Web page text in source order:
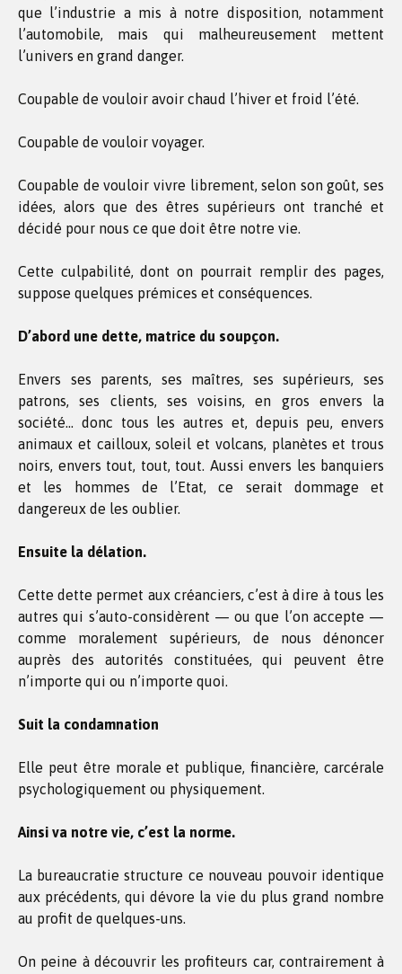
que l’industrie a mis à notre disposition, notamment
l’automobile, mais qui malheureusement mettent
l’univers en grand danger.
Coupable de vouloir avoir chaud l’hiver et froid l’été.
Coupable de vouloir voyager.
Coupable de vouloir vivre librement, selon son goût, ses
idées, alors que des êtres supérieurs ont tranché et
décidé pour nous ce que doit être notre vie.
Cette culpabilité, dont on pourrait remplir des pages,
suppose quelques prémices et conséquences.
D’abord une dette, matrice du soupçon.
Envers ses parents, ses maîtres, ses supérieurs, ses
patrons, ses clients, ses voisins, en gros envers la
société… donc tous les autres et, depuis peu, envers
animaux et cailloux, soleil et volcans, planètes et trous
noirs, envers tout, tout, tout. Aussi envers les banquiers
et les hommes de l’Etat, ce serait dommage et
dangereux de les oublier.
Ensuite la délation.
Cette dette permet aux créanciers, c’est à dire à tous les
autres qui s’auto-considèrent — ou que l’on accepte —
comme moralement supérieurs, de nous dénoncer
auprès des autorités constituées, qui peuvent être
n’importe qui ou n’importe quoi.
Suit la condamnation
Elle peut être morale et publique, financière, carcérale
psychologiquement ou physiquement.
Ainsi va notre vie, c’est la norme.
La bureaucratie structure ce nouveau pouvoir identique
aux précédents, qui dévore la vie du plus grand nombre
au profit de quelques-uns.
On peine à découvrir les profiteurs car, contrairement à